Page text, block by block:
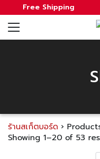
to
content
Free Shipping
Search
for:
ร้านสเก็ตบอร์ด ›
Showing 1–20 of 53